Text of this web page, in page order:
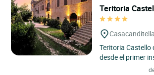
Teritoria
Casacanditella
Teritoria Castello
desde el primer
sumergirse en la